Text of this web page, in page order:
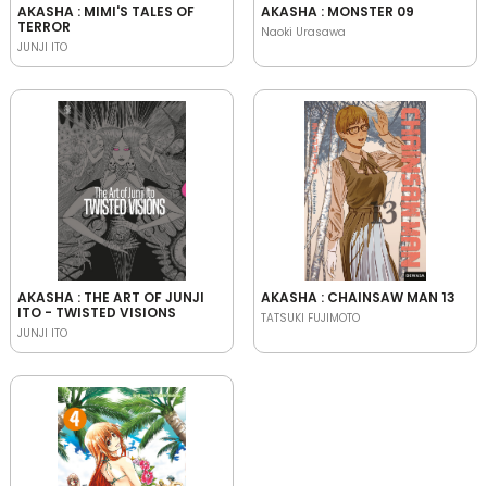
AKASHA : MIMI'S TALES OF
TERROR
JUNJI ITO
AKASHA : MONSTER 09
Naoki Urasawa
AKASHA : THE ART OF JUNJI
ITO - TWISTED VISIONS
JUNJI ITO
AKASHA : CHAINSAW MAN 13
TATSUKI FUJIMOTO